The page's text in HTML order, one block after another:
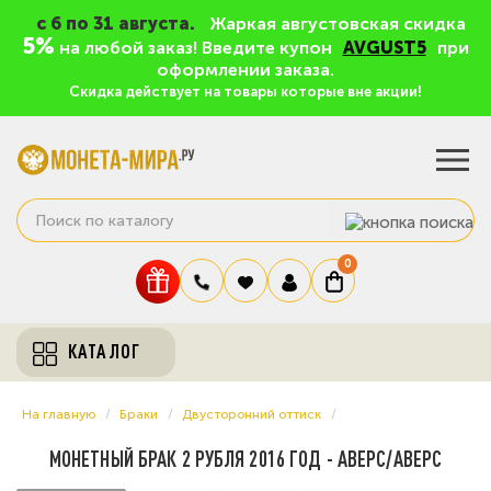
c 6 по 31 августа. Жаркая августовская скидка
5% на любой заказ! Введите купон AVGUST5
при
оформлении заказа.
Скидка действует на товары которые вне акции!
0
КАТАЛОГ
На главную Браки Двусторонний оттиск
МОНЕТНЫЙ БРАК 2 РУБЛЯ 2016 ГОД - АВЕРС/АВЕРС